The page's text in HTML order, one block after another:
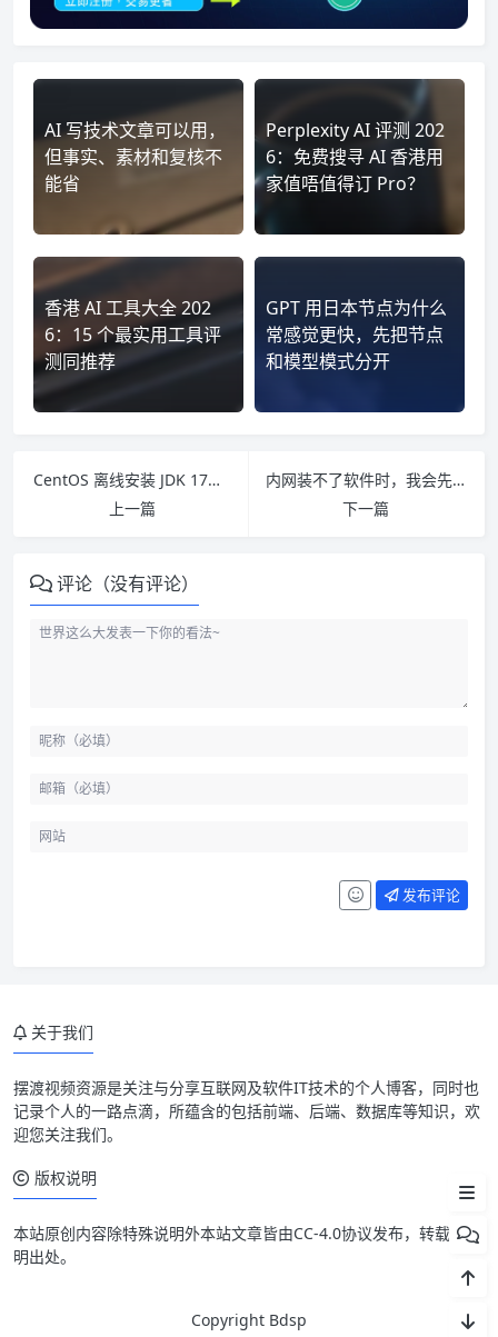
AI 写技术文章可以用，
但事实、素材和复核不
能省
Perplexity AI 评测 202
6：免费搜寻 AI 香港用
家值唔值得订 Pro？
香港 AI 工具大全 202
6：15 个最实用工具评
测同推荐
GPT 用日本节点为什么
常感觉更快，先把节点
和模型模式分开
CentOS 离线安装 JDK 17，先把安装包和环境变量分开处理
上一篇
内网装不了软件时，我会先整理这份 VS Code Vue 插件下载链接
下一篇
评论（没有评论）
发布评论
全是节点问题
关于我们
摆渡视频资源是关注与分享互联网及软件IT技术的个人博客，同时也
记录个人的一路点滴，所蕴含的包括前端、后端、数据库等知识，欢
迎您关注我们。
版权说明
本站原创内容除特殊说明外本站文章皆由CC-4.0协议发布，转载请注
明出处。
Copyright Bdsp